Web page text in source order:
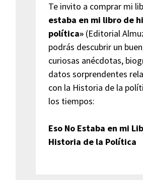
Te invito a comprar mi
estaba en mi libro de
política»(Editorial
podrás descubrir un
curiosas anécdotas,
datos sorprendentes
con la Historia de la
los tiempos:
Eso No Estaba en mi
Historia de la Política